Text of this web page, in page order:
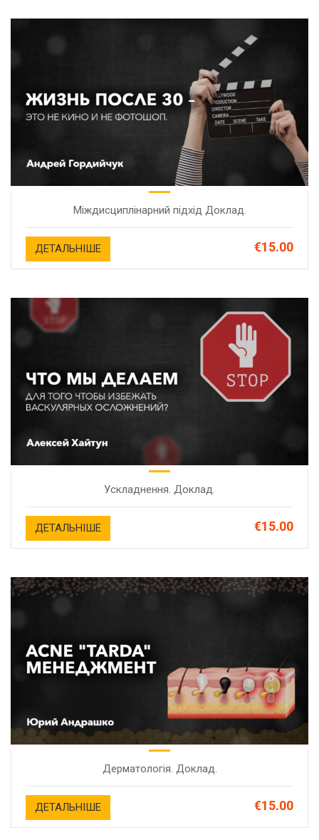
Міждисциплінарний підхід Доклад.
ДЕТАЛЬНІШЕ €15.00
Ускладнення. Доклад.
ДЕТАЛЬНІШЕ €15.00
Дерматологія. Доклад.
ДЕТАЛЬНІШЕ €15.00